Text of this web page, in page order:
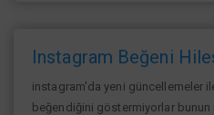
Instagram Beğeni
instagram'da yeni güncellemeler
beğendiğini göstermiyorlar bunun